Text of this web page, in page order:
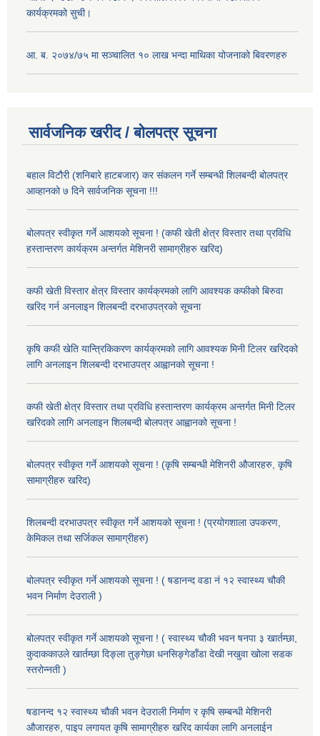
कार्यक्रमको सुची।
आ. ब. २०७४/७५ मा सञ्चालित १० लाख भन्दा माथिका योजनाको बिवरणहरु
सार्वजनिक खरीद / बोलपत्र सूचना
बहाल विटौरी (शनिबारे हाटबजार) कर संकलन गर्ने सम्बन्धी शिलबन्दी बोलपत्र
आव्हानको ७ दिने सार्वजनिक सूचना !!!
बोलपत्र स्वीकृत गर्ने आशयको सूचना ! (कफी खेती क्षेत्र विस्तार तथा प्रविधि
हस्तान्तरण कार्यक्रम अन्तर्गत मेशिनरी सामाग्रीहरु खरिद)
कफी खेती विस्तार क्षेत्र विस्तार कार्यक्रमको लागि आवश्यक कफीको बिरुवा
खरिद गर्न अनलाइन शिलबन्दी दरभाउपत्रको सूचना
कृषि कफी खेति यान्त्रिकिकरण कार्यक्रमको लागि आवश्यक मिनी टिलर खरिदको
लागि अनलाइन शिलबन्दी दरभाउपत्र आह्वानको सूचना !
कफी खेती क्षेत्र विस्तार तथा प्रविधि हस्तान्तरण कार्यक्रम अन्तर्गत मिनी टिलर
खरिदको लागि अनलाइन शिलबन्दी बोलपत्र आह्वानको सूचना !
बोलपत्र स्वीकृत गर्ने आशयको सूचना ! (कृषि सम्बन्धी मेशिनरी औजारहरु, कृषि
सामाग्रीहरु खरिद)
शिलबन्दी दरभाउपत्र स्वीकृत गर्ने आशयको सूचना ! (प्रयोगशाला उपकरण,
केमिकल तथा सर्जिकल सामाग्रीहरु)
बोलपत्र स्वीकृत गर्ने आशयको सूचना ! ( षडानन्द वडा नं १२ स्वास्थ्य चौकी
भवन निर्माण देउराली )
बोलपत्र स्वीकृत गर्ने आशयको सूचना ! ( स्वास्थ्य चौकी भवन षनपा ३ खार्तम्छा,
कुदाककाउले खार्तम्छा दिङ्ला तुङ्गेछा धनसिङ्गेडाँडा देखी नखुवा खोला सडक
स्तरोन्नती )
षडानन्द १२ स्वास्थ्य चौकी भवन देउराली निर्माण र कृषि सम्बन्धी मेशिनरी
औजारहरु, पाइप लगायत कृषि सामाग्रीहरु खरिद कार्यका लागि अनलाईन